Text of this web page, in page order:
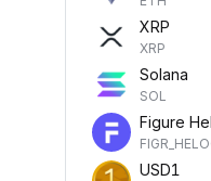
XRP
XRP
Solana
SOL
Figure
USD1